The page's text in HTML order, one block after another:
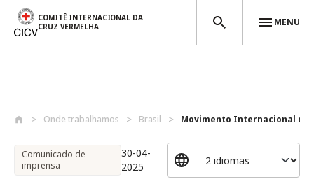
COMITÊ INTERNACIONAL DA
CRUZ VERMELHA
MENU
Onde trabalhamos Brasil Movimento Internacional da
Comunicado de
imprensa
30-04-
2025